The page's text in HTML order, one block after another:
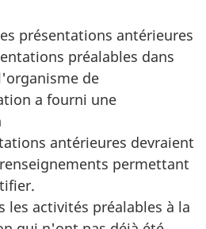
présentations antérieures
préalables dans
de
a fourni une
antérieures devraient
permettant
les activités préalables à la